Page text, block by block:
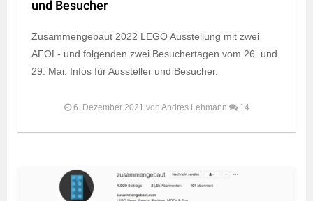
und Besucher
Zusammengebaut 2022 LEGO Ausstellung mit zwei
AFOL- und folgenden zwei Besuchertagen vom 26. und
29. Mai: Infos für Aussteller und Besucher.
6. Dezember 2021 von Andres Lehmann 14